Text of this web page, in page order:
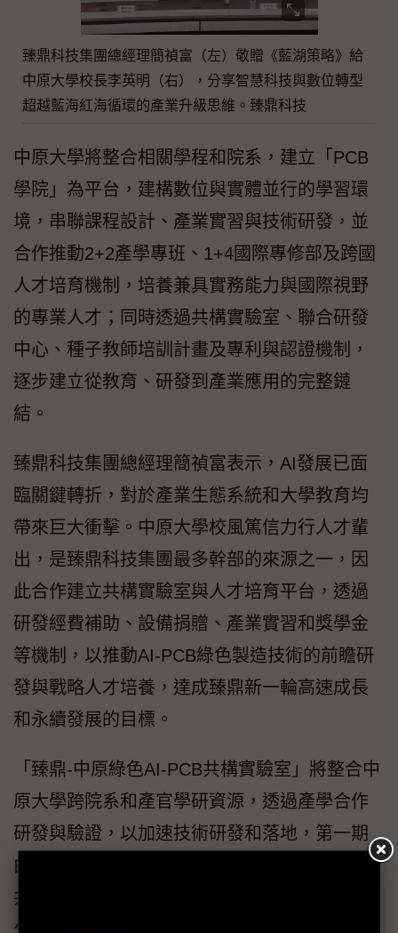
臻鼎科技集團總經理簡禎富（左）敬贈《藍湖策略》給
中原大學校長李英明（右），分享智慧科技與數位轉型
超越藍海紅海循環的產業升級思維。臻鼎科技
中原大學將整合相關學程和院系，建立「PCB
學院」為平台，建構數位與實體並行的學習環
境，串聯課程設計、產業實習與技術研發，並
合作推動2+2產學專班、1+4國際專修部及跨國
人才培育機制，培養兼具實務能力與國際視野
的專業人才；同時透過共構實驗室、聯合研發
中心、種子教師培訓計畫及專利與認證機制，
逐步建立從教育、研發到產業應用的完整鏈
結。
臻鼎科技集團總經理簡禎富表示，AI發展已面
臨關鍵轉折，對於產業生態系統和大學教育均
帶來巨大衝擊。中原大學校風篤信力行人才輩
出，是臻鼎科技集團最多幹部的來源之一，因
此合作建立共構實驗室與人才培育平台，透過
研發經費補助、設備捐贈、產業實習和獎學金
等機制，以推動AI-PCB綠色製造技術的前瞻研
發與戰略人才培養，達成臻鼎新一輪高速成長
和永續發展的目標。
「臻鼎-中原綠色AI-PCB共構實驗室」將整合中
原大學跨院系和產官學研資源，透過產學合作
研發與驗證，以加速技術研發和落地，第一期
由葉瑞銘院長、院繼祖副教務長和蔡東昇教授
共同執行「綠色AI基礎設施：有機無機混成高